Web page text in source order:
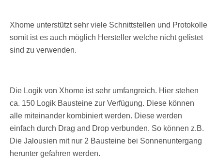
Xhome unterstützt sehr viele Schnittstellen und Protokolle
somit ist es auch möglich Hersteller welche nicht gelistet
sind zu verwenden.
Die Logik von Xhome ist sehr umfangreich. Hier stehen
ca. 150 Logik Bausteine zur Verfügung. Diese können
alle miteinander kombiniert werden. Diese werden
einfach durch Drag and Drop verbunden. So können z.B.
Die Jalousien mit nur 2 Bausteine bei Sonnenuntergang
herunter gefahren werden.